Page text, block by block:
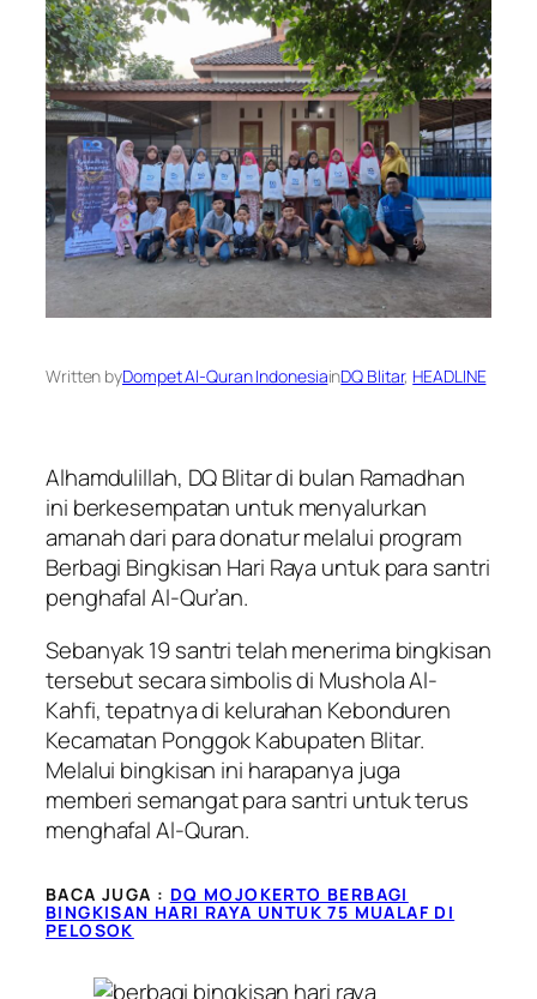
Written byDompet Al-Quran IndonesiainDQ Blitar, HEADLINE
Alhamdulillah, DQ Blitar di bulan Ramadhan
ini berkesempatan untuk menyalurkan
amanah dari para donatur melalui program
Berbagi Bingkisan Hari Raya untuk para santri
penghafal Al-Qur’an.
Sebanyak 19 santri telah menerima bingkisan
tersebut secara simbolis di Mushola Al-
Kahfi, tepatnya di kelurahan Kebonduren
Kecamatan Ponggok Kabupaten Blitar.
Melalui bingkisan ini harapanya juga
memberi semangat para santri untuk terus
menghafal Al-Quran.
BACA JUGA : DQ MOJOKERTO BERBAGI
BINGKISAN HARI RAYA UNTUK 75 MUALAF DI
PELOSOK